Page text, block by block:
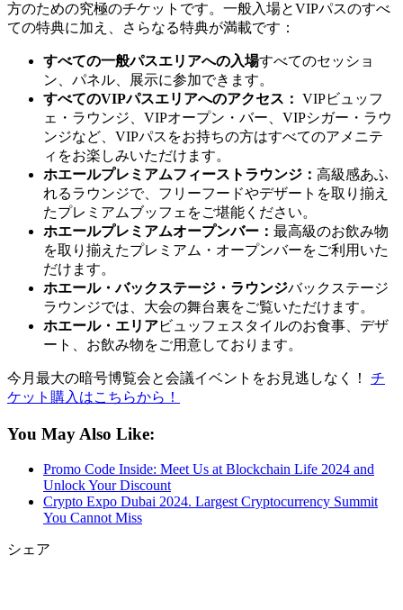
方のための究極のチケットです。一般入場とVIPパスのすべ
ての特典に加え、さらなる特典が満載です：
すべての一般パスエリアへの入場すべてのセッショ
ン、パネル、展示に参加できます。
すべてのVIPパスエリアへのアクセス： VIPビュッフ
ェ・ラウンジ、VIPオープン・バー、VIPシガー・ラウ
ンジなど、VIPパスをお持ちの方はすべてのアメニテ
ィをお楽しみいただけます。
ホエールプレミアムフィーストラウンジ： 高級感あふ
れるラウンジで、フリーフードやデザートを取り揃え
たプレミアムブッフェをご堪能ください。
ホエールプレミアムオープンバー： 最高級のお飲み物
を取り揃えたプレミアム・オープンバーをご利用いた
だけます。
ホエール・バックステージ・ラウンジバックステージ
ラウンジでは、大会の舞台裏をご覧いただけます。
ホエール・エリアビュッフェスタイルのお食事、デザ
ート、お飲み物をご用意しております。
今月最大の暗号博覧会と会議イベントをお見逃しなく！ チ
ケット購入はこちらから！
You May Also Like:
Promo Code Inside: Meet Us at Blockchain Life 2024 and
Unlock Your Discount
Crypto Expo Dubai 2024. Largest Cryptocurrency Summit
You Cannot Miss
シェア